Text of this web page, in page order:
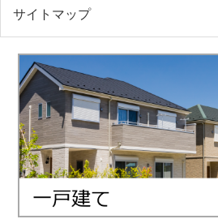
サイトマップ